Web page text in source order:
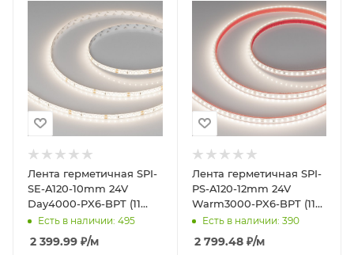
Лента герметичная SPI-
SE-A120-10mm 24V
Day4000-PX6-BPT (11
W/m, IP65, 2835, 5m)
(Arlight, бегущий ог
Есть в наличии: 495
2 399.99 ₽/м
Лента герметичная SPI-
PS-A120-12mm 24V
Warm3000-PX6-BPT (11
W/m, IP67, 2835, 5m)
(Arlight, бегущий о
Есть в наличии: 390
2 799.48₽/м